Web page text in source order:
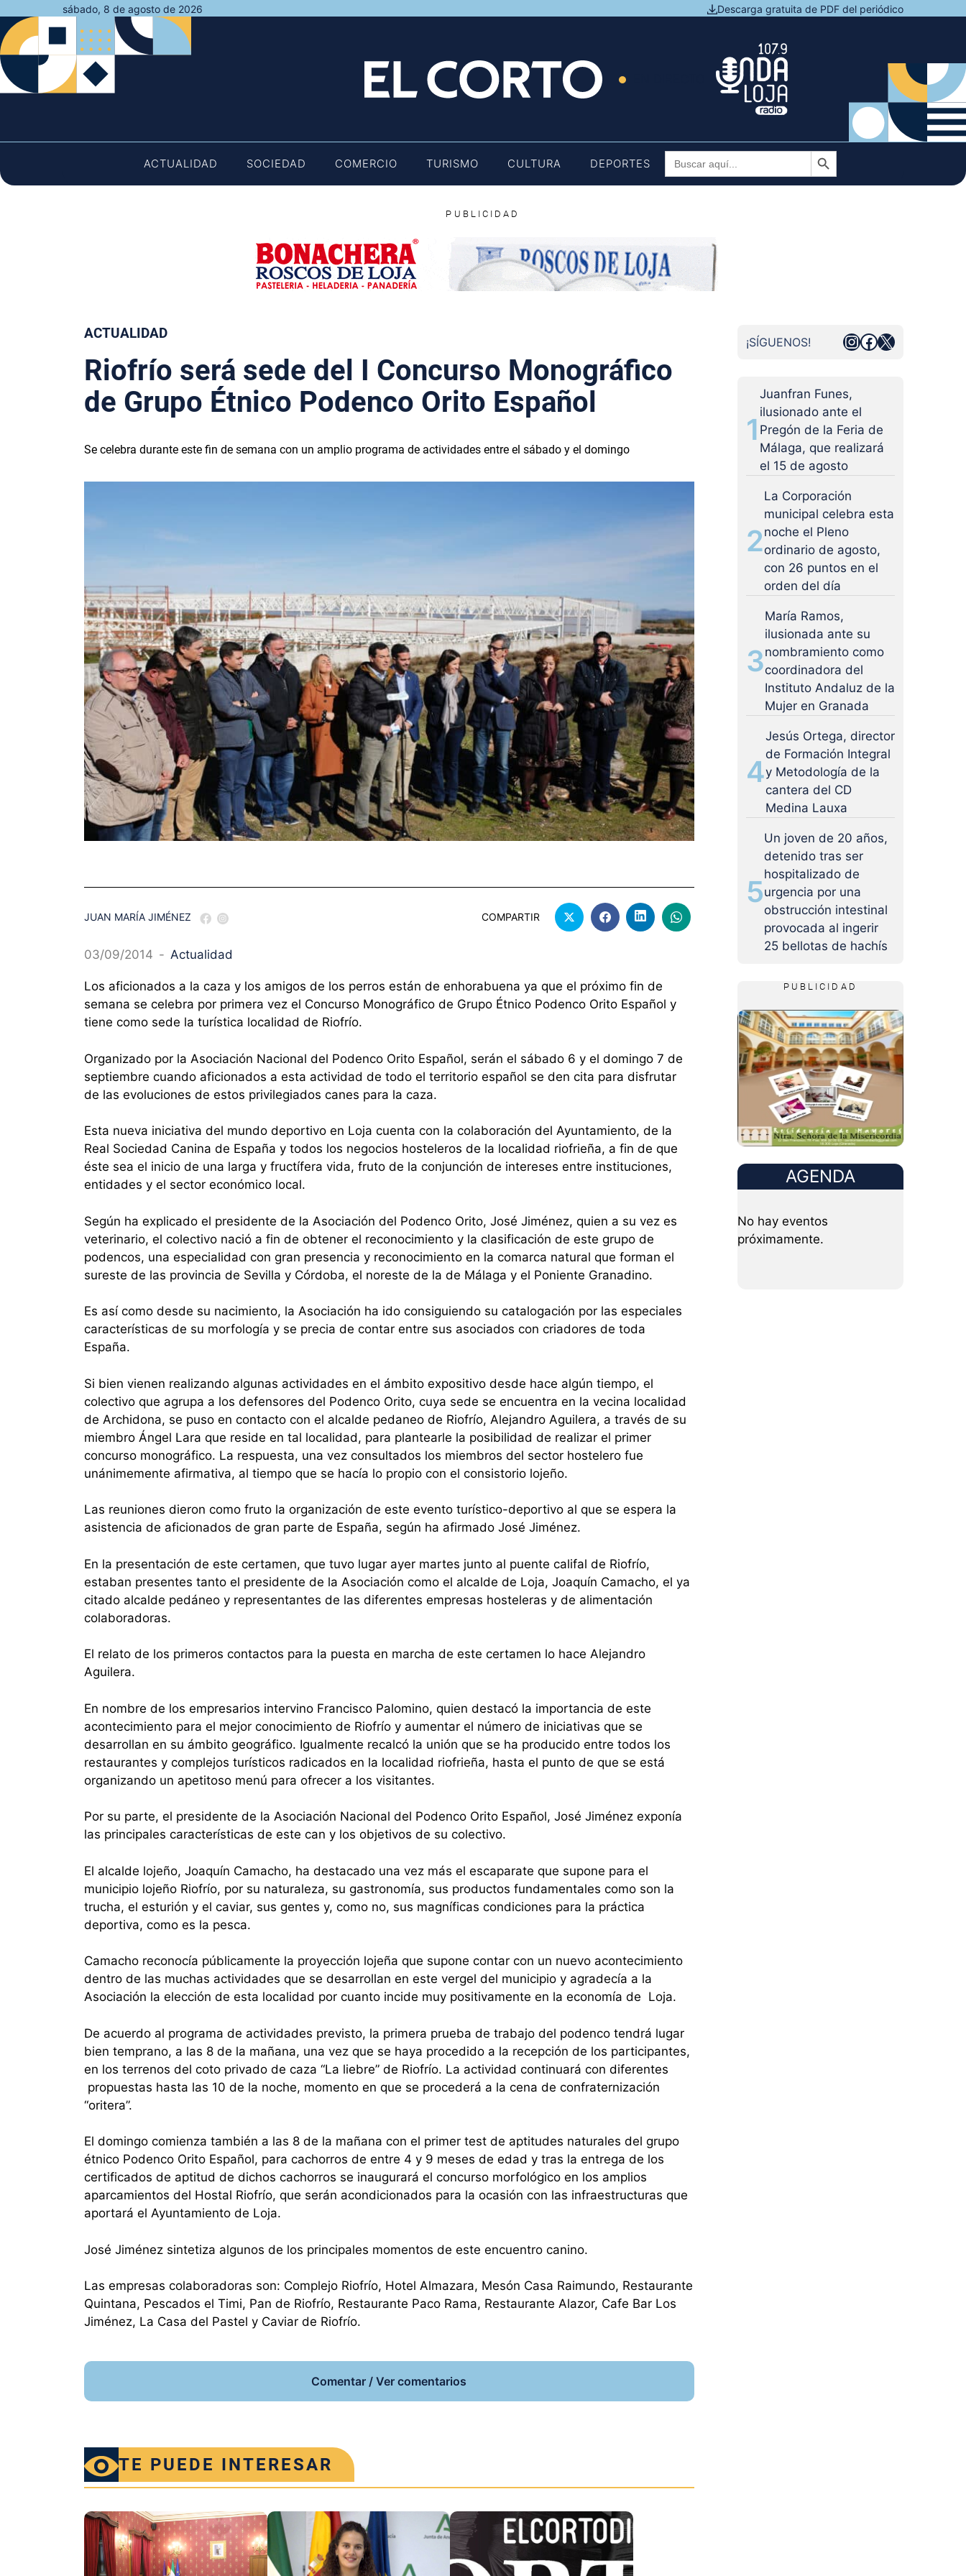
al
contenido
sábado, 8 de agosto de 2026 Descarga gratuita de PDF del periódico
ACTUALIDAD SOCIEDAD COMERCIO TURISMO CULTURA DEPORTES
Buscar: Botón de búsqueda
PUBLICIDAD
ACTUALIDAD
Riofrío será sede del I Concurso Monográfico
de Grupo Étnico Podenco Orito Español
Se celebra durante este fin de semana con un amplio programa de actividades entre el sábado y el domingo
JUAN MARÍA JIMÉNEZ COMPARTIR
03/09/2014 - Actualidad
Los aficionados a la caza y los amigos de los perros están de enhorabuena ya que el próximo fin de
semana se celebra por primera vez el Concurso Monográfico de Grupo Étnico Podenco Orito Español y
tiene como sede la turística localidad de Riofrío.
Organizado por la Asociación Nacional del Podenco Orito Español, serán el sábado 6 y el domingo 7 de
septiembre cuando aficionados a esta actividad de todo el territorio español se den cita para disfrutar
de las evoluciones de estos privilegiados canes para la caza.
Esta nueva iniciativa del mundo deportivo en Loja cuenta con la colaboración del Ayuntamiento, de la
Real Sociedad Canina de España y todos los negocios hosteleros de la localidad riofrieña, a fin de que
éste sea el inicio de una larga y fructífera vida, fruto de la conjunción de intereses entre instituciones,
entidades y el sector económico local.
Según ha explicado el presidente de la Asociación del Podenco Orito, José Jiménez, quien a su vez es
veterinario, el colectivo nació a fin de obtener el reconocimiento y la clasificación de este grupo de
podencos, una especialidad con gran presencia y reconocimiento en la comarca natural que forman el
sureste de las provincia de Sevilla y Córdoba, el noreste de la de Málaga y el Poniente Granadino.
Es así como desde su nacimiento, la Asociación ha ido consiguiendo su catalogación por las especiales
características de su morfología y se precia de contar entre sus asociados con criadores de toda
España.
Si bien vienen realizando algunas actividades en el ámbito expositivo desde hace algún tiempo, el
colectivo que agrupa a los defensores del Podenco Orito, cuya sede se encuentra en la vecina localidad
de Archidona, se puso en contacto con el alcalde pedaneo de Riofrío, Alejandro Aguilera, a través de su
miembro Ángel Lara que reside en tal localidad, para plantearle la posibilidad de realizar el primer
concurso monográfico. La respuesta, una vez consultados los miembros del sector hostelero fue
unánimemente afirmativa, al tiempo que se hacía lo propio con el consistorio lojeño.
Las reuniones dieron como fruto la organización de este evento turístico-deportivo al que se espera la
asistencia de aficionados de gran parte de España, según ha afirmado José Jiménez.
En la presentación de este certamen, que tuvo lugar ayer martes junto al puente califal de Riofrío,
estaban presentes tanto el presidente de la Asociación como el alcalde de Loja, Joaquín Camacho, el ya
citado alcalde pedáneo y representantes de las diferentes empresas hosteleras y de alimentación
colaboradoras.
El relato de los primeros contactos para la puesta en marcha de este certamen lo hace Alejandro
Aguilera.
En nombre de los empresarios intervino Francisco Palomino, quien destacó la importancia de este
acontecimiento para el mejor conocimiento de Riofrío y aumentar el número de iniciativas que se
desarrollan en su ámbito geográfico. Igualmente recalcó la unión que se ha producido entre todos los
restaurantes y complejos turísticos radicados en la localidad riofrieña, hasta el punto de que se está
organizando un apetitoso menú para ofrecer a los visitantes.
Por su parte, el presidente de la Asociación Nacional del Podenco Orito Español, José Jiménez exponía
las principales características de este can y los objetivos de su colectivo.
El alcalde lojeño, Joaquín Camacho, ha destacado una vez más el escaparate que supone para el
municipio lojeño Riofrío, por su naturaleza, su gastronomía, sus productos fundamentales como son la
trucha, el esturión y el caviar, sus gentes y, como no, sus magníficas condiciones para la práctica
deportiva, como es la pesca.
Camacho reconocía públicamente la proyección lojeña que supone contar con un nuevo acontecimiento
dentro de las muchas actividades que se desarrollan en este vergel del municipio y agradecía a la
Asociación la elección de esta localidad por cuanto incide muy positivamente en la economía de Loja.
De acuerdo al programa de actividades previsto, la primera prueba de trabajo del podenco tendrá lugar
bien temprano, a las 8 de la mañana, una vez que se haya procedido a la recepción de los participantes,
en los terrenos del coto privado de caza “La liebre” de Riofrío. La actividad continuará con diferentes
propuestas hasta las 10 de la noche, momento en que se procederá a la cena de confraternización
“oritera”.
El domingo comienza también a las 8 de la mañana con el primer test de aptitudes naturales del grupo
étnico Podenco Orito Español, para cachorros de entre 4 y 9 meses de edad y tras la entrega de los
certificados de aptitud de dichos cachorros se inaugurará el concurso morfológico en los amplios
aparcamientos del Hostal Riofrío, que serán acondicionados para la ocasión con las infraestructuras que
aportará el Ayuntamiento de Loja.
José Jiménez sintetiza algunos de los principales momentos de este encuentro canino.
Las empresas colaboradoras son: Complejo Riofrío, Hotel Almazara, Mesón Casa Raimundo, Restaurante
Quintana, Pescados el Timi, Pan de Riofrío, Restaurante Paco Rama, Restaurante Alazor, Cafe Bar Los
Jiménez, La Casa del Pastel y Caviar de Riofrío.
Comentar / Ver comentarios
TE PUEDE INTERESAR
¡SÍGUENOS! Instagram
Facebook
X
1
Juanfran Funes,
ilusionado ante el
Pregón de la Feria de
Málaga, que realizará
el 15 de agosto
2
La Corporación
municipal celebra esta
noche el Pleno
ordinario de agosto,
con 26 puntos en el
orden del día
3
María Ramos,
ilusionada ante su
nombramiento como
coordinadora del
Instituto Andaluz de la
Mujer en Granada
4
Jesús Ortega, director
de Formación Integral
y Metodología de la
cantera del CD
Medina Lauxa
5
Un joven de 20 años,
detenido tras ser
hospitalizado de
urgencia por una
obstrucción intestinal
provocada al ingerir
25 bellotas de hachís
PUBLICIDAD
AGENDA
No hay eventos
próximamente.